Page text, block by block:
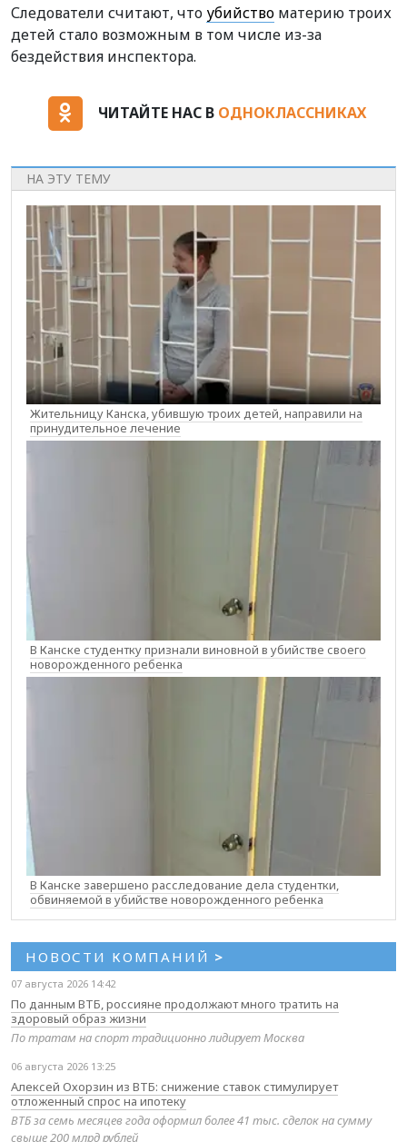
Следователи считают, что убийство материю троих
детей стало возможным в том числе из-за
бездействия инспектора.
ЧИТАЙТЕ НАС В ОДНОКЛАССНИКАХ
НА ЭТУ ТЕМУ
Жительницу Канска, убившую троих детей, направили на
принудительное лечение
В Канске студентку признали виновной в убийстве своего
новорожденного ребенка
В Канске завершено расследование дела студентки,
обвиняемой в убийстве новорожденного ребенка
НОВОСТИ КОМПАНИЙ >
07 августа 2026 14:42
По данным ВТБ, россияне продолжают много тратить на
здоровый образ жизни
По тратам на спорт традиционно лидирует Москва
06 августа 2026 13:25
Алексей Охорзин из ВТБ: снижение ставок стимулирует
отложенный спрос на ипотеку
ВТБ за семь месяцев года оформил более 41 тыс. сделок на сумму
свыше 200 млрд рублей